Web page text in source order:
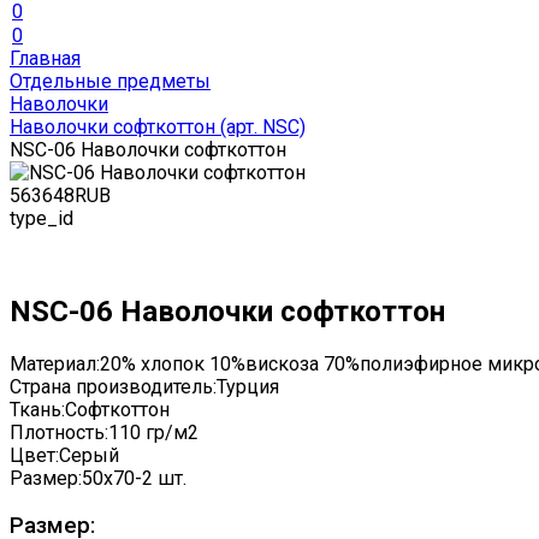
0
0
Главная
Отдельные предметы
Наволочки
Наволочки софткоттон (арт. NSC)
NSC-06 Наволочки софткоттон
563648RUB
type_id
NSC-06 Наволочки софткоттон
Материал:20% хлопок 10%вискоза 70%полиэфирное
Страна производитель:Турция
Ткань:Софткоттон
Плотность:110 гр/м2
Цвет:Серый
Размер:50x70-2 шт.
Размер: